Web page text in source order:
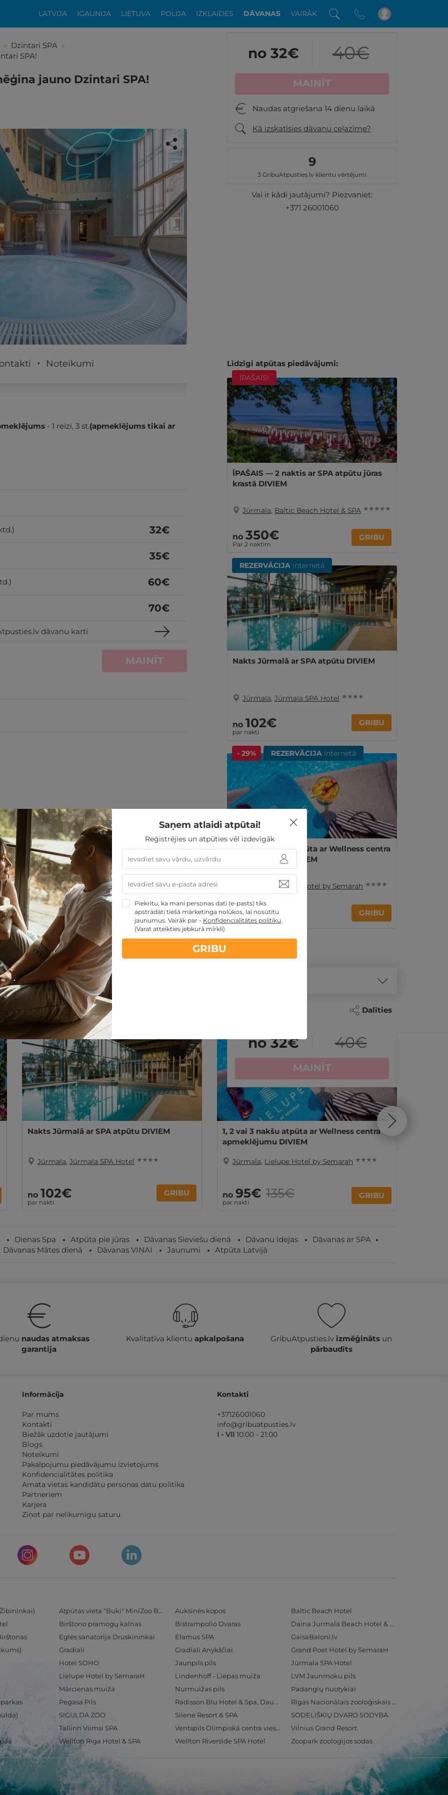
LATVIJA IGAUNIJA LIETUVA POLIJA IZKLAIDES DĀVANAS VAIRĀK
» Dzintari SPA »
SPA!
jauno Dzintari SPA!
šis piedāvājums?
atpūtai atlikuši tikai daži soļi
no 32€ 40€
MAINĪT
Naudas atgriešana 14 dienu laikā
Kā izskatīsies dāvanu ceļazīme?
9
3 GribuAtpusties.lv klientu vērtējumi
Vai ir kādi jautājumi? Piezvaniet:
+371 26001060
Noteikumi
- 1 reizi, 3 st.(apmeklējums tikai ar
32€
35€
60€
70€
dāvanu karti
MAINĪT
Noteikumi Dalīties
no 32€ 40€
MAINĪT
Līdzīgi atpūtas piedāvājumi:
ĪPAŠAIS!
ĪPAŠAIS — 2 naktis ar SPA atpūtu jūras
krastā DIVIEM
Jūrmala, Baltic Beach Hotel & SPA ★ ★ ★ ★ ★
no 350€
Par 2 naktīm
GRIBU
REZERVĀCIJA internetā
Nakts Jūrmalā ar SPA atpūtu DIVIEM
Jūrmala, Jūrmala SPA Hotel ★ ★ ★ ★
no 102€
par nakti
GRIBU
- 29% REZERVĀCIJA internetā
1, 2 vai 3 nakšu atpūta ar Wellness centra
apmeklējumu DIVIEM
Lielupe Hotel by Semarah ★ ★ ★ ★
no 95€
par nakti
135€ GRIBU
piedāvājumi:
TOP piedāvājumus
REZERVĀCIJAinternetā
Nakts Jūrmalā ar SPA atpūtu DIVIEM
Jūrmala, Jūrmala SPA Hotel ★ ★ ★ ★
no 102€
par nakti
GRIBU
1, 2 vai 3 nakšu atpūta ar Wellness centra
apmeklējumu DIVIEM
Jūrmala, Lielupe Hotel by Semarah ★ ★ ★ ★
no 95€
par nakti
135€ GRIBU
Dienas Spa Atpūta pie jūras Dāvanas Sieviešu dienā Dāvanu idejas
Dāvanas ar SPA
Dāvanas Mātes dienā Dāvanas VIŅAI Jaunumi Atpūta Latvijā
naudas atmaksas
garantija
Kvalitatīva klientuapkalpošana GribuAtpusties.lv izmēģināts un
pārbaudīts
Informācija
Par mums
Kontakti
Biežāk uzdotie jautājumi
Blogs
Noteikumi
Pakalpojumu piedāvājumu izvietojums
Konfidencialitātes politika
Amata vietas kandidātu personas datu politika
Partneriem
Karjera
Ziņot par nelikumīgu saturu
Kontakti
+37126001060
info@gribuatpusties.lv
I - VII 10:00 - 21:00
Atpūtas vieta "Buki" MiniZoo BUKS Auksinės kopos
Baltic Beach Hotel
Birštono pramogų kalnas Bistrampolio Dvaras
Daina Jurmala Beach Hotel & SPA
Eglės sanatorija Druskininkai Elamus SPA
GaisaBaloni.lv
Gradiali Gradiali Anykščiai
Grand Poet Hotel by SemaraH
Hotel SOHO Jaunpils pils
Jūrmala SPA Hotel
Lielupe Hotel by SemaraH Lindenhoff - Liepas muiža
LVM Jaunmoku pils
Mārcienas muiža Nurmuižas pils
Padangių nuotykiai
Pegasa Pils Radisson Blu Hotel & Spa, Daugava Riga
Rīgas Nacionālais zooloģiskais dārzs
SIGULDA ZOO Silene Resort & SPA
SODELIŠKIŲ DVARO SODYBA
Tallinn Viimsi SPA Ventspils Olimpiskā centra viesnīca
Vilnius Grand Resort
Wellton Riga Hotel & SPA Wellton Riverside SPA Hotel Zoopark zoologijos sodas
Saņem atlaidi atpūtai!
Reģistrējies un atpūties vēl izdevīgāk
Piekrītu, ka mani personas dati (e-pasts) tiks
apstrādāti tiešā mārketinga nolūkos, lai nosūtītu
jaunumus. Vairāk par - Konfidencialitātes politiku.
(Varat atteikties jebkurā mirklī)
GRIBU